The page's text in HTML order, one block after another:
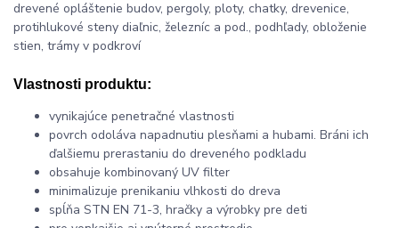
drevené opláštenie budov, pergoly, ploty, chatky, drevenice,
protihlukové steny diaľnic, železníc a pod., podhľady, obloženie
stien, trámy v podkroví
Vlastnosti produktu:
vynikajúce penetračné vlastnosti
povrch odoláva napadnutiu plesňami a hubami. Bráni ich
ďalšiemu prerastaniu do dreveného podkladu
obsahuje kombinovaný UV filter
minimalizuje prenikaniu vlhkosti do dreva
spĺňa STN EN 71-3, hračky a výrobky pre deti